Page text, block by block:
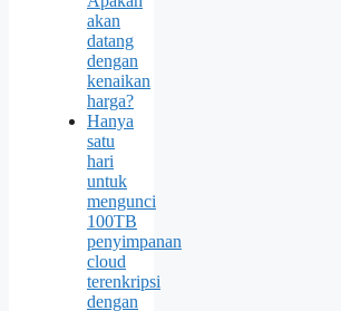
akan
datang
dengan
kenaikan
harga?
Hanya
satu
hari
untuk
mengunci
100TB
penyimpanan
cloud
terenkripsi
dengan